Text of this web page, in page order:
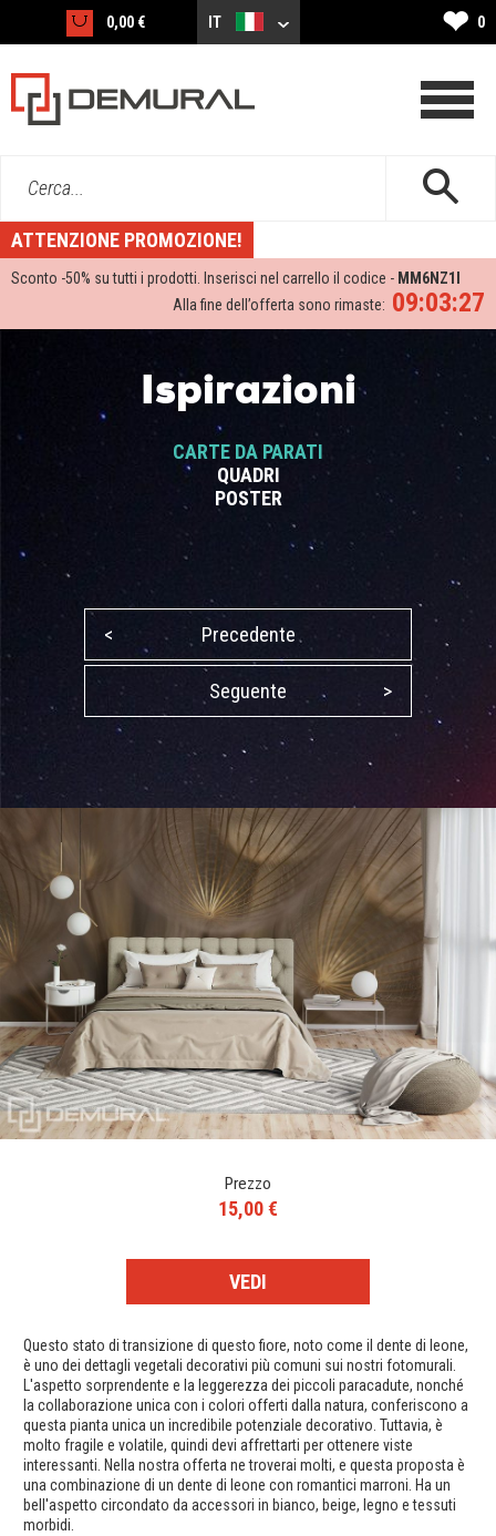
0,00 € IT ❤ 0
Cerca...
ATTENZIONE PROMOZIONE!
Sconto -50% su tutti i prodotti. Inserisci nel carrello il codice - MM6NZ1I
09:03:26
Alla fine dell’offerta sono rimaste:
Ispirazioni
CARTE DA PARATI
QUADRI
POSTER
< Precedente
Seguente >
Prezzo
15,00 €
VEDI
Questo stato di transizione di questo fiore, noto come il dente di leone,
è uno dei dettagli vegetali decorativi più comuni sui nostri fotomurali.
L'aspetto sorprendente e la leggerezza dei piccoli paracadute, nonché
la collaborazione unica con i colori offerti dalla natura, conferiscono a
questa pianta unica un incredibile potenziale decorativo. Tuttavia, è
molto fragile e volatile, quindi devi affrettarti per ottenere viste
interessanti. Nella nostra offerta ne troverai molti, e questa proposta è
una combinazione di un dente di leone con romantici marroni. Ha un
bell'aspetto circondato da accessori in bianco, beige, legno e tessuti
morbidi.